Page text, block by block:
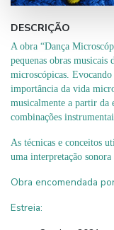
DESCRIÇÃO
A obra “Dança
pequenas obras
microscópicas. Evocando
importância da vida
musicalmente a partir da
combinações
As técnicas e conceitos
uma interpretação sonora
Obra encomendada
Estreia: